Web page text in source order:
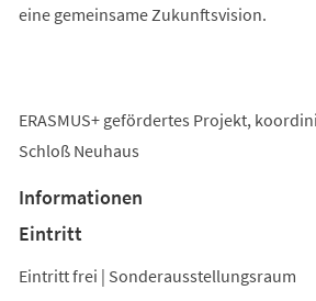
eine gemeinsame Zukunftsvision.
ERASMUS+ gefördertes Projekt,
Schloß Neuhaus
Informationen
Eintritt
Eintritt frei | Sonderausstellungsraum